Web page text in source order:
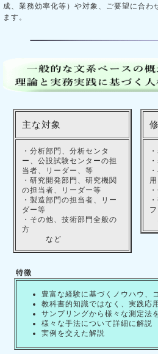
成、業務効率化等）や対象、ご要望に合わ
ます。
主な対象
・分析部門、分析センタ
ー、公設試験センターの担
当者、リーダー、等
・研究開発部門、研究機関
の担当者、リーダー等
・製造部門の担当者、リー
ダー等
・その他、技術部門全般の
方
など
用
特徴
豊富な経験に基づくノウハウ、
教科書的知識ではなく、実践応
サンプリングから様々な測定法
様々な手法について詳細に解説
実例を交えた解説